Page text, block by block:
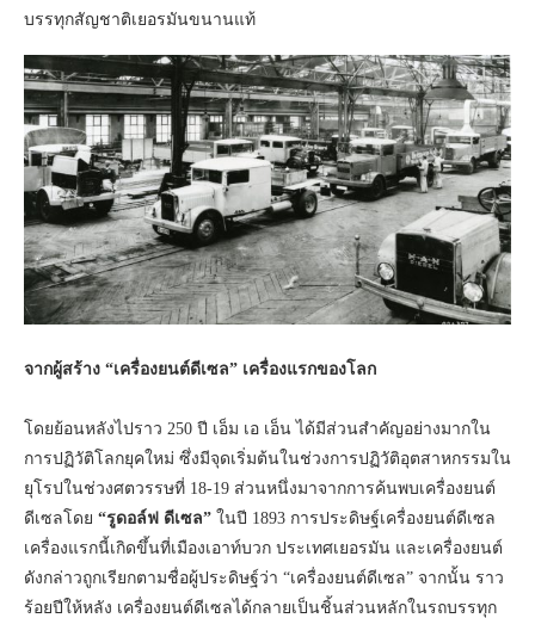
บรรทุกสัญชาติเยอรมันขนานแท้
จากผู้สร้าง “เครื่องยนต์ดีเซล” เครื่องแรกของโลก
โดยย้อนหลังไปราว 250 ปี เอ็ม เอ เอ็น ได้มีส่วนสำคัญอย่างมากใน
การปฏิวัติโลกยุคใหม่ ซึ่งมีจุดเริ่มต้นในช่วงการปฏิวัติอุตสาหกรรมใน
ยุโรปในช่วงศตวรรษที่ 18-19 ส่วนหนึ่งมาจากการค้นพบเครื่องยนต์
ดีเซลโดย “รูดอล์ฟ ดีเซล” ในปี 1893 การประดิษฐ์เครื่องยนต์ดีเซล
เครื่องแรกนี้เกิดขึ้นที่เมืองเอาท์บวก ประเทศเยอรมัน และเครื่องยนต์
ดังกล่าวถูกเรียกตามชื่อผู้ประดิษฐ์ว่า “เครื่องยนต์ดีเซล” จากนั้น ราว
ร้อยปีให้หลัง เครื่องยนต์ดีเซลได้กลายเป็นชิ้นส่วนหลักในรถบรรทุก